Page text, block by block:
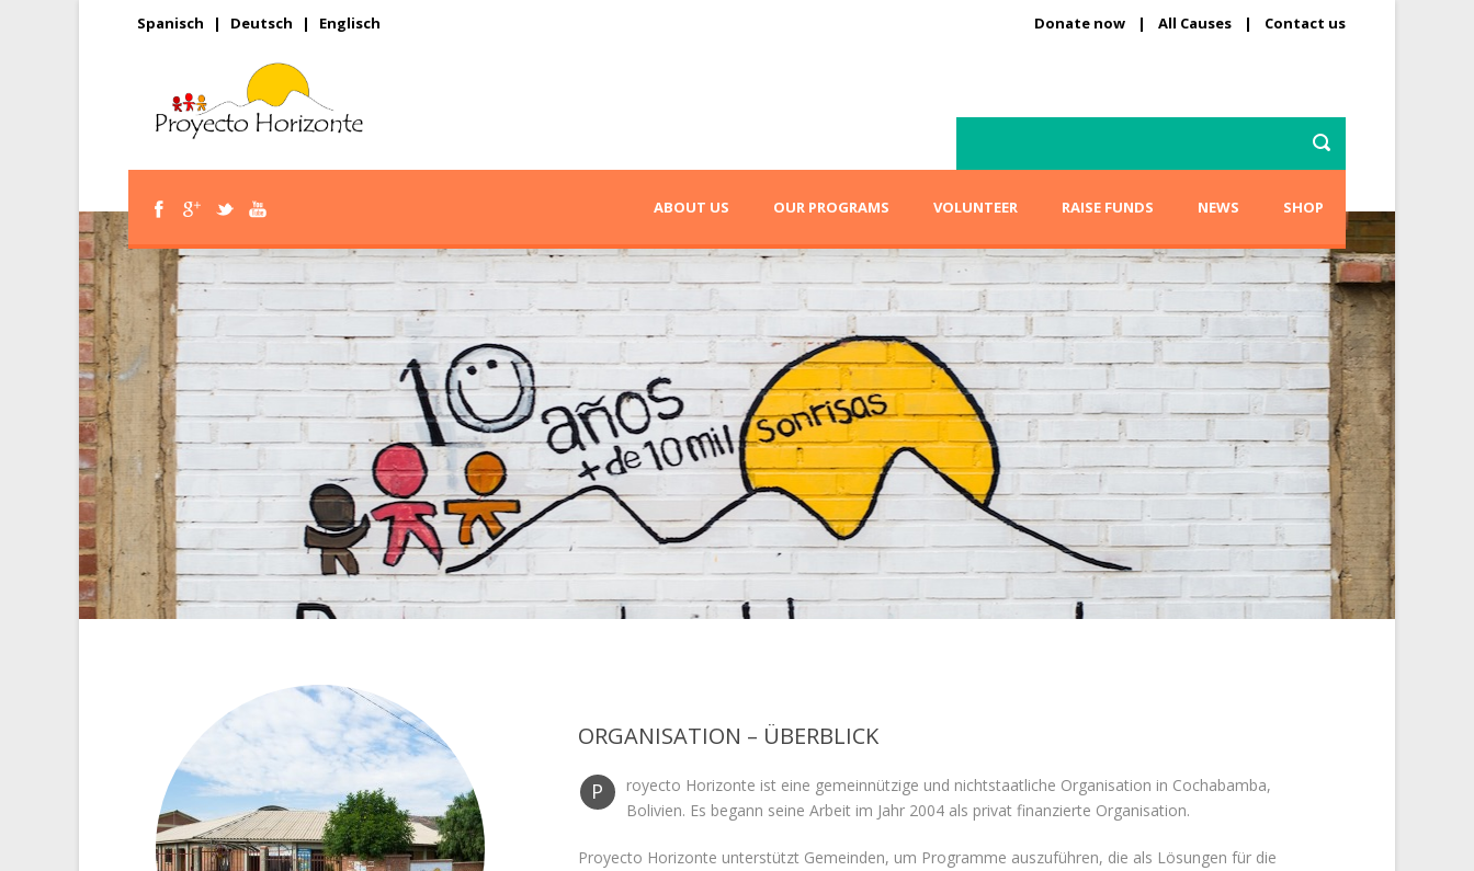
Spanisch | Deutsch | Englisch Donate now | All Causes | Contact us
ABOUT US OUR PROGRAMS VOLUNTEER RAISE FUNDS NEWS SHOP
ORGANISATION – ÜBERBLICK
P
royecto Horizonte ist eine gemeinnützige und nichtstaatliche Organisation in Cochabamba,
Bolivien. Es begann seine Arbeit im Jahr 2004 als privat finanzierte Organisation.
Proyecto Horizonte unterstützt Gemeinden, um Programme auszuführen, die als Lösungen für die